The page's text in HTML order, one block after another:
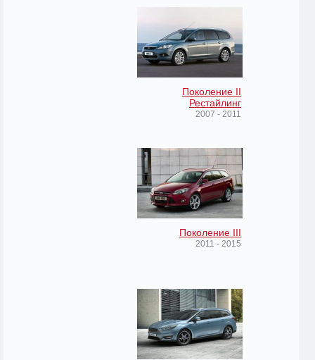
Поколение II
Рестайлинг
2007 - 2011
Поколение III
2011 - 2015